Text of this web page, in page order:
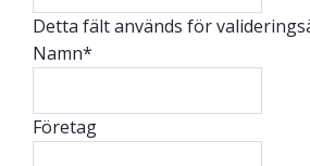
Detta fält används för
Namn*
Företag